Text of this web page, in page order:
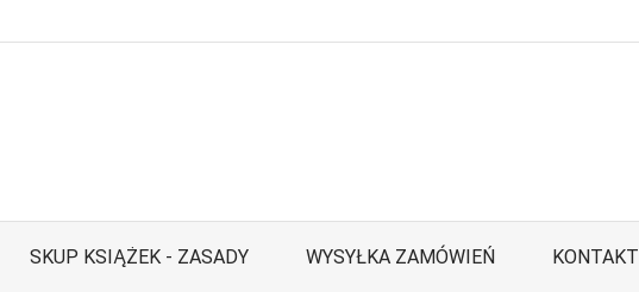
SKUP KSIĄŻEK - ZASADY WYSYŁKA ZAMÓWIEŃ KONTAKT